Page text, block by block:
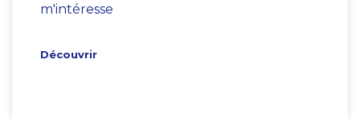
m'intéresse
Découvrir